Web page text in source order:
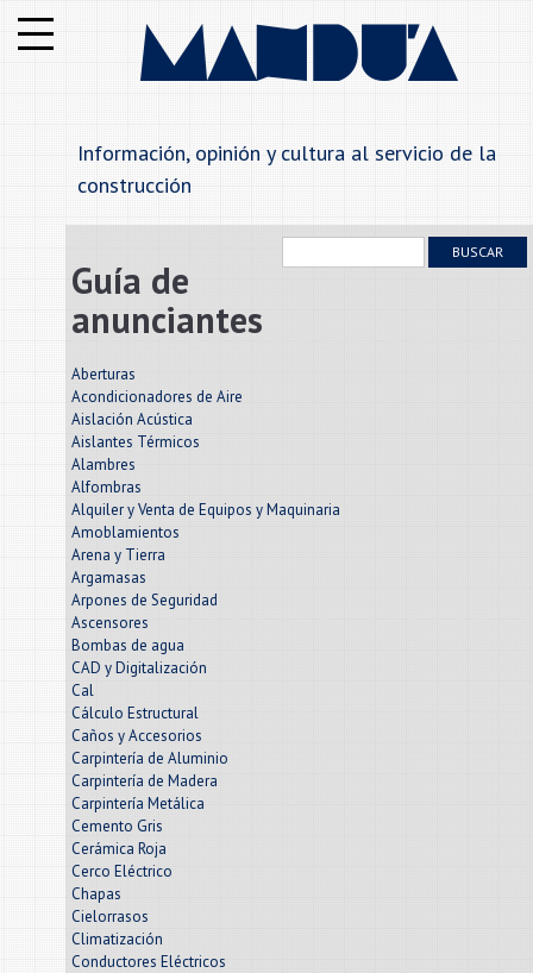
Institucional
Secciones
Anunciantes
Alfabetico
Contáctenos
Información, opinión y cultura al servicio de la
construcción
BUSCAR
Guía de
anunciantes
Aberturas
Acondicionadores de Aire
Aislación Acústica
Aislantes Térmicos
Alambres
Alfombras
Alquiler y Venta de Equipos y Maquinaria
Amoblamientos
Arena y Tierra
Argamasas
Arpones de Seguridad
Ascensores
Bombas de agua
CAD y Digitalización
Cal
Cálculo Estructural
Caños y Accesorios
Carpintería de Aluminio
Carpintería de Madera
Carpintería Metálica
Cemento Gris
Cerámica Roja
Cerco Eléctrico
Chapas
Cielorrasos
Climatización
Conductores Eléctricos